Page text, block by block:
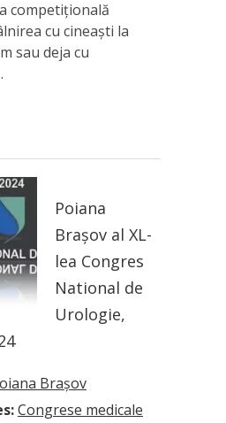
competițională
cu cineaști la
sau deja cu
Poiana
Brașov al XL-
lea Congres
National de
Urologie,
Brașov
Congrese medicale